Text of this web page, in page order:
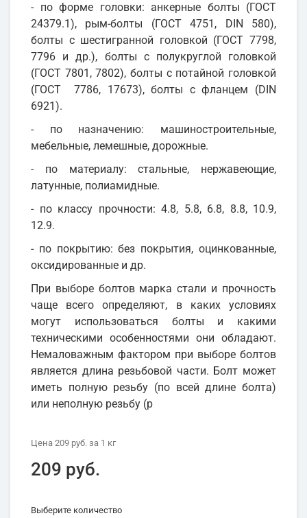
- по форме головки: анкерные болты (ГОСТ
24379.1), рым-болты (ГОСТ 4751, DIN 580),
болты с шестигранной головкой (ГОСТ 7798,
7796 и др.), болты с полукруглой головкой
(ГОСТ 7801, 7802), болты с потайной головкой
(ГОСТ 7786, 17673), болты с фланцем (DIN
6921).
- по назначению: машиностроительные,
мебельные, лемешные, дорожные.
- по материалу: стальные, нержавеющие,
латунные, полиамидные.
- по классу прочности: 4.8, 5.8, 6.8, 8.8, 10.9,
12.9.
- по покрытию: без покрытия, оцинкованные,
оксидированные и др.
При выборе болтов марка стали и прочность
чаще всего определяют, в каких условиях
могут использоваться болты и какими
техническими особенностями они обладают.
Немаловажным фактором при выборе болтов
является длина резьбовой части. Болт может
иметь полную резьбу (по всей длине болта)
или неполную резьбу (р
Цена 209 руб. за 1 кг
209 руб.
Выберите количество